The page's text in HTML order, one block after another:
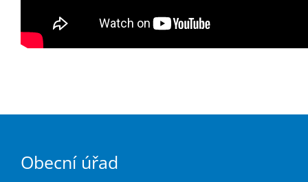
Obecní úřad